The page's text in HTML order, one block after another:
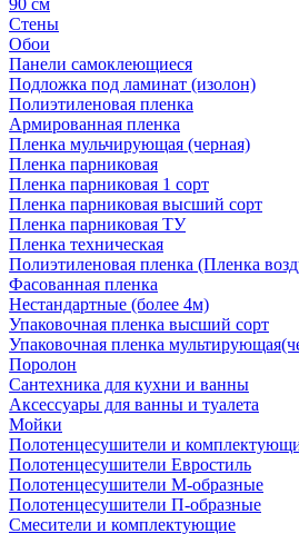
90 см
Стены
Обои
Панели самоклеющиеся
Подложка под ламинат (изолон)
Полиэтиленовая пленка
Армированная пленка
Пленка мульчирующая (черная)
Пленка парниковая
Пленка парниковая 1 сорт
Пленка парниковая высший сорт
Пленка парниковая ТУ
Пленка техническая
Полиэтиленовая пленка (Пленка
Фасованная пленка
Нестандартные (более 4м)
Упаковочная пленка высший сорт
Упаковочная пленка
Поролон
Сантехника для кухни и ванны
Аксессуары для ванны и туалета
Мойки
Полотенцесушители и
Полотенцесушители Евростиль
Полотенцесушители М-образные
Полотенцесушители П-образные
Смесители и комплектующие